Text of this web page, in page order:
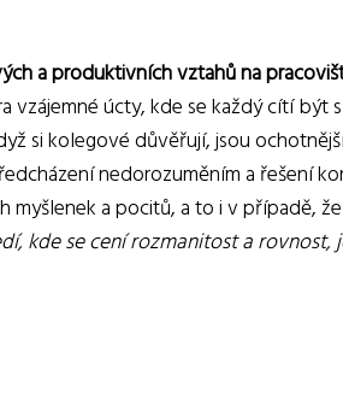
a produktivních vztahů na
vzájemné úcty, kde se každý cítí být
si kolegové důvěřují, jsou
nedorozuměním a řešení
a pocitů, a to i v případě,
kde se cení rozmanitost a rovnost,